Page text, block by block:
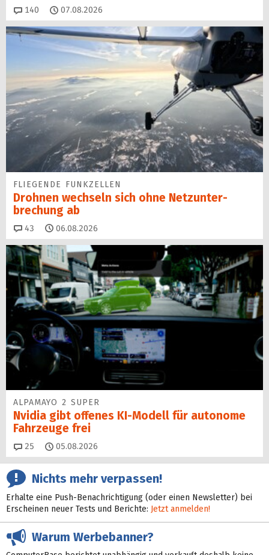
140 Kommentare
07.08.2026
FLIEGENDE FUNKZELLEN
Drohnen wechseln sich ohne Netz­unter­
brechung ab
43 Kommentare
06.08.2026
ALPAMAYO 2 SUPER
Nvidia gibt offenes KI-Modell für autonome
Fahrzeuge frei
25 Kommentare
05.08.2026
Nichts mehr verpassen!
Erhalte eine Push-Benachrichtigung (oder einen Newsletter) bei
Erscheinen neuer Tests und Berichte: Jetzt anmelden!
Warum Werbebanner?